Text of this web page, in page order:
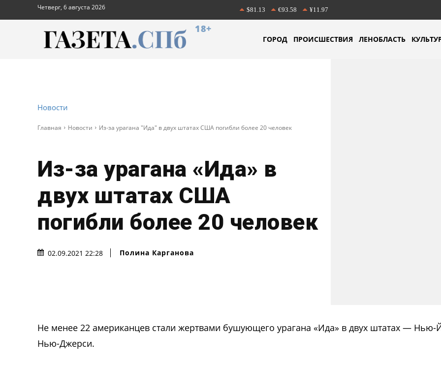
Четверг, 6 августа 2026 $81.13 €93.58 ¥11.97
18+
ГОРОД ПРОИСШЕСТВИЯ ЛЕНОБЛАСТЬ
Новости
Главная Новости Из-за урагана "Ида" в двух штатах США погибли более 20 человек
Из-за урагана «Ида» в
двух штатах США
погибли более 20 человек
02.09.2021 22:28 Полина Карганова
Не менее 22 американцев стали жертвами бушующего урагана «Ида» в двух штатах — Нью-
Нью-Джерси.